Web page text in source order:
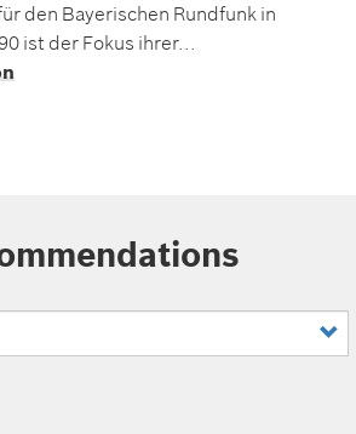
den Bayerischen Rundfunk in
ist der Fokus ihrer...